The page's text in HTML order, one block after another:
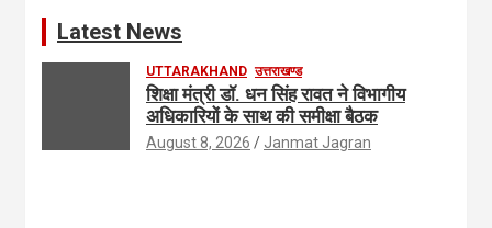
Latest News
UTTARAKHAND उत्तराखण्ड
शिक्षा मंत्री डॉ. धन सिंह रावत ने विभागीय
अधिकारियों के साथ की समीक्षा बैठक
August 8, 2026 Janmat Jagran